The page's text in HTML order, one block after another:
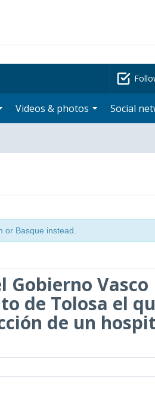
Videos & photos Social
or Basque instead.
Gobierno Vasco
de Tolosa el
de un